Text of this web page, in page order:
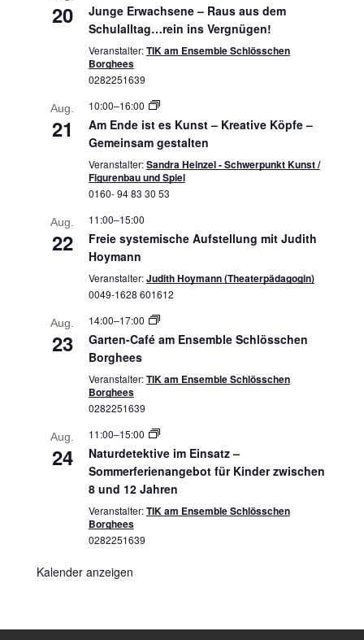
20
Junge Erwachsene – Raus aus dem
Schulalltag…rein ins Vergnügen!
Veranstalter:TIK am Ensemble Schlösschen
Borghees
0282251639
Aug.
21
10:00–16:00
Am Ende ist es Kunst – Kreative Köpfe –
Gemeinsam gestalten
Veranstalter:Sandra Heinzel - Schwerpunkt Kunst /
Figurenbau und Spiel
0160- 94 83 30 53
Aug.
22
11:00–15:00
Freie systemische Aufstellung mit Judith
Hoymann
Veranstalter:Judith Hoymann (Theaterpädagogin)
0049-1628 601612
Aug.
23
14:00–17:00
Garten-Café am Ensemble Schlösschen
Borghees
Veranstalter:TIK am Ensemble Schlösschen
Borghees
0282251639
Aug.
24
11:00–15:00
Naturdetektive im Einsatz –
Sommerferienangebot für Kinder zwischen
8 und 12 Jahren
Veranstalter:TIK am Ensemble Schlösschen
Borghees
0282251639
Kalender anzeigen